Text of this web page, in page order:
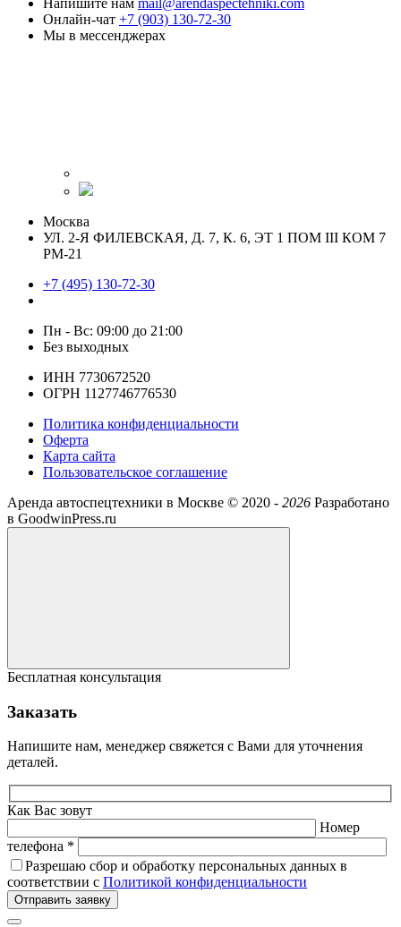
Напишите нам mail@arendaspectehniki.com
Онлайн-чат +7 (903) 130-72-30
Мы в мессенджерах
Москва
УЛ. 2-Я ФИЛЕВСКАЯ, Д. 7, К. 6, ЭТ 1 ПОМ III КОМ 7
РМ-21
+7 (495) 130-72-30
Пн - Вс: 09:00 до 21:00
Без выходных
ИНН 7730672520
ОГРН 1127746776530
Политика конфиденциальности
Оферта
Карта сайта
Пользовательское соглашение
Аренда автоспецтехники в Москве © 2020 - 2026 Разработано
в GoodwinPress.ru
Бесплатная консультация
Заказать
Напишите нам, менеджер свяжется с Вами для уточнения
деталей.
Как Вас зовут
Номер
телефона *
Разрешаю сбор и обработку персональных данных в
соответствии с Политикой конфиденциальности
Отправить заявку